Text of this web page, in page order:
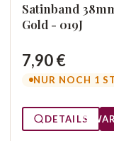
Satinband
Gold - 019J
7,90 €
NUR NOCH 1
DETAILS